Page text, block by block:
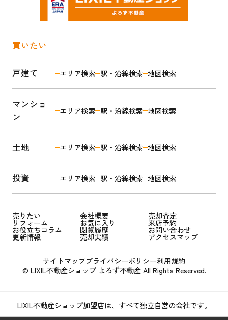
買いたい
戸建て エリア検索 駅・沿線検索 地図検索
マンショ
ン
エリア検索 駅・沿線検索 地図検索
土地 エリア検索 駅・沿線検索 地図検索
投資 エリア検索 駅・沿線検索 地図検索
売りたい
リフォーム
お役立ちコラム
更新情報
会社概要
お気に入り
閲覧履歴
売却実績
売却査定
来店予約
お問い合わせ
アクセスマップ
サイトマッププライバシーポリシー利用規約
© LIXIL不動産ショップ よろず不動産 All Rights Reserved.
LIXIL不動産ショップ加盟店は、すべて独立自営の会社です。